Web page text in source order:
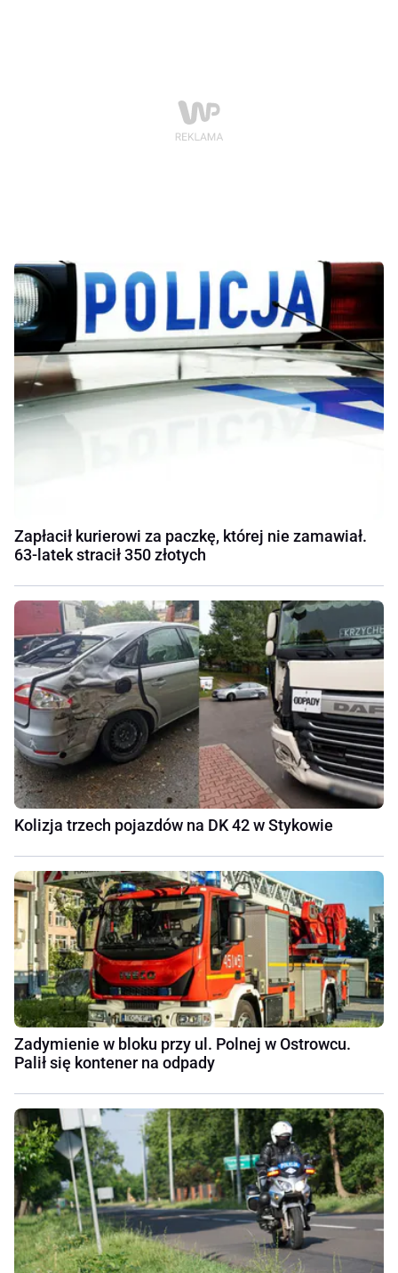
Zapłacił kurierowi za paczkę, której nie zamawiał.
63-latek stracił 350 złotych
Kolizja trzech pojazdów na DK 42 w Stykowie
Zadymienie w bloku przy ul. Polnej w Ostrowcu.
Palił się kontener na odpady